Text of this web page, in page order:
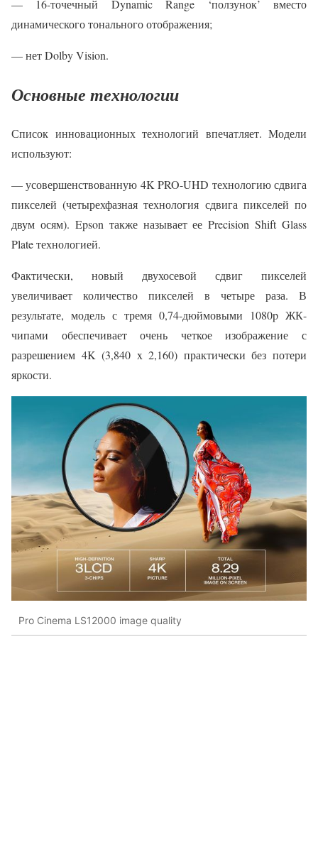
— 16-точечный Dynamic Range ‘ползунок’ вместо
динамического тонального отображения;
— нет Dolby Vision.
Основные технологии
Список инновационных технологий впечатляет. Модели
используют:
— усовершенствованную 4K PRO-UHD технологию сдвига
пикселей (четырехфазная технология сдвига пикселей по
двум осям). Epson также называет ее Precision Shift Glass
Plate технологией.
Фактически, новый двухосевой сдвиг пикселей
увеличивает количество пикселей в четыре раза. В
результате, модель с тремя 0,74-дюймовыми 1080p ЖК-
чипами обеспечивает очень четкое изображение с
разрешением 4K (3,840 x 2,160) практически без потери
яркости.
Pro Cinema LS12000 image quality